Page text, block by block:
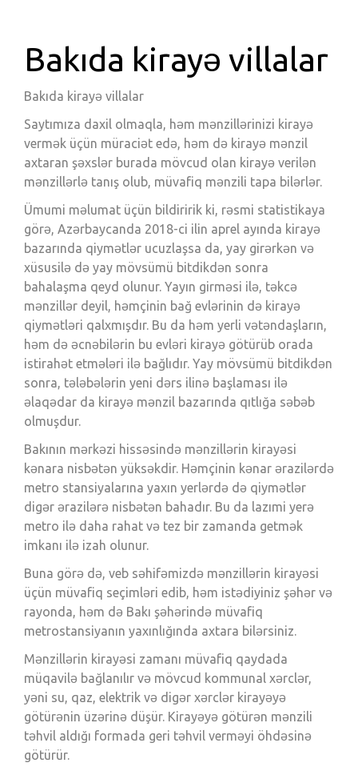
Bakıda kirayə villalar
Bakıda kirayə villalar
Saytımıza daxil olmaqla, həm mənzillərinizi kirayə
vermək üçün müraciət edə, həm də kirayə mənzil
axtaran şəxslər burada mövcud olan kirayə verilən
mənzillərlə tanış olub, müvafiq mənzili tapa bilərlər.
Ümumi məlumat üçün bildiririk ki, rəsmi statistikaya
görə, Azərbaycanda 2018-ci ilin aprel ayında kirayə
bazarında qiymətlər ucuzlaşsa da, yay girərkən və
xüsusilə də yay mövsümü bitdikdən sonra
bahalaşma qeyd olunur. Yayın girməsi ilə, təkcə
mənzillər deyil, həmçinin bağ evlərinin də kirayə
qiymətləri qalxmışdır. Bu da həm yerli vətəndaşların,
həm də əcnəbilərin bu evləri kirayə götürüb orada
istirahət etmələri ilə bağlıdır. Yay mövsümü bitdikdən
sonra, tələbələrin yeni dərs ilinə başlaması ilə
əlaqədar da kirayə mənzil bazarında qıtlığa səbəb
olmuşdur.
Bakının mərkəzi hissəsində mənzillərin kirayəsi
kənara nisbətən yüksəkdir. Həmçinin kənar ərazilərdə
metro stansiyalarına yaxın yerlərdə də qiymətlər
digər ərazilərə nisbətən bahadır. Bu da lazımi yerə
metro ilə daha rahat və tez bir zamanda getmək
imkanı ilə izah olunur.
Buna görə də, veb səhifəmizdə mənzillərin kirayəsi
üçün müvafiq seçimləri edib, həm istədiyiniz şəhər və
rayonda, həm də Bakı şəhərində müvafiq
metrostansiyanın yaxınlığında axtara bilərsiniz.
Mənzillərin kirayəsi zamanı müvafiq qaydada
müqavilə bağlanılır və mövcud kommunal xərclər,
yəni su, qaz, elektrik və digər xərclər kirayəyə
götürənin üzərinə düşür. Kirayəyə götürən mənzili
təhvil aldığı formada geri təhvil verməyi öhdəsinə
götürür.